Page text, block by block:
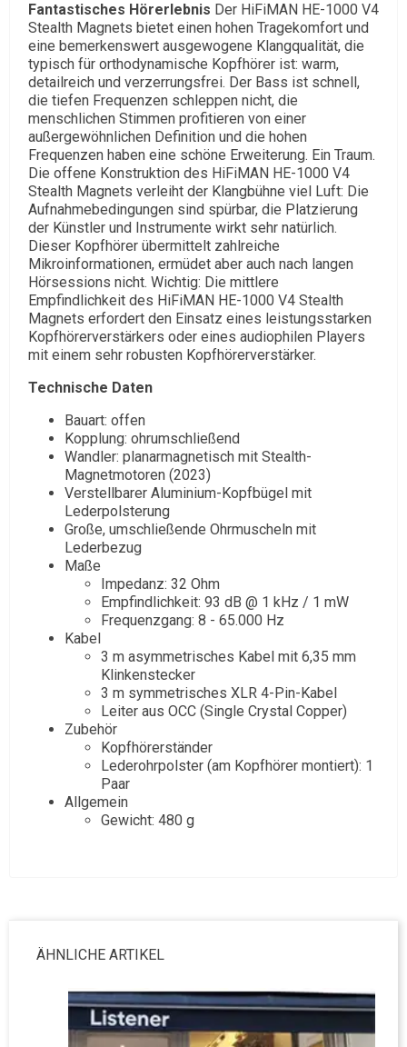
Fantastisches Hörerlebnis Der HiFiMAN HE-1000 V4
Stealth Magnets bietet einen hohen Tragekomfort und
eine bemerkenswert ausgewogene Klangqualität, die
typisch für orthodynamische Kopfhörer ist: warm,
detailreich und verzerrungsfrei. Der Bass ist schnell,
die tiefen Frequenzen schleppen nicht, die
menschlichen Stimmen profitieren von einer
außergewöhnlichen Definition und die hohen
Frequenzen haben eine schöne Erweiterung. Ein Traum.
Die offene Konstruktion des HiFiMAN HE-1000 V4
Stealth Magnets verleiht der Klangbühne viel Luft: Die
Aufnahmebedingungen sind spürbar, die Platzierung
der Künstler und Instrumente wirkt sehr natürlich.
Dieser Kopfhörer übermittelt zahlreiche
Mikroinformationen, ermüdet aber auch nach langen
Hörsessions nicht. Wichtig: Die mittlere
Empfindlichkeit des HiFiMAN HE-1000 V4 Stealth
Magnets erfordert den Einsatz eines leistungsstarken
Kopfhörerverstärkers oder eines audiophilen Players
mit einem sehr robusten Kopfhörerverstärker.
Technische Daten
Bauart: offen
Kopplung: ohrumschließend
Wandler: planarmagnetisch mit Stealth-
Magnetmotoren (2023)
Verstellbarer Aluminium-Kopfbügel mit
Lederpolsterung
Große, umschließende Ohrmuscheln mit
Lederbezug
Maße
Impedanz: 32 Ohm
Empfindlichkeit: 93 dB @ 1 kHz / 1 mW
Frequenzgang: 8 - 65.000 Hz
Kabel
3 m asymmetrisches Kabel mit 6,35 mm
Klinkenstecker
3 m symmetrisches XLR 4-Pin-Kabel
Leiter aus OCC (Single Crystal Copper)
Zubehör
Kopfhörerständer
Lederohrpolster (am Kopfhörer montiert): 1
Paar
Allgemein
Gewicht: 480 g
ÄHNLICHE ARTIKEL